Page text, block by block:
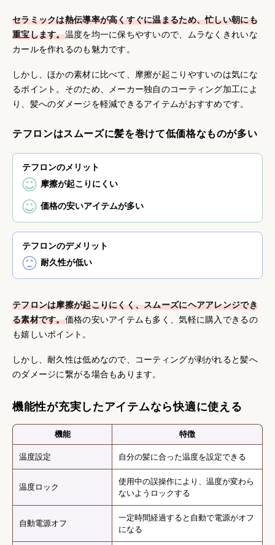
セラミックは熱伝導率が高くすぐに温まるため、忙しい朝にも
重宝します。温度を均一に保ちやすいので、ムラなくきれいな
カールを作れるのも魅力です。
しかし、ほかの素材に比べて、摩擦が起こりやすいのは気にな
るポイント。そのため、メーカー独自のコーティング加工によ
り、髪へのダメージを軽減できるアイテムがおすすめです。
テフロンはスムーズに髪を巻けて低価格なものが多い
テフロンのメリット
摩擦が起こりにくい
価格の安いアイテムが多い
テフロンのデメリット
耐久性が低い
テフロンは摩擦が起こりにくく、スムーズにヘアアレンジでき
る素材です。価格の安いアイテムも多く、気軽に購入できるの
も嬉しいポイント。
しかし、耐久性は低めなので、コーティングが剥がれると髪へ
のダメージに繋がる場合もあります。
機能性が充実したアイテムなら快適に使える
機能 特徴
温度設定 自分の髪に合った温度を設定できる
温度ロック
使用中の誤操作により、温度が変わら
ないようロックする
自動電源オフ
一定時間経過すると自動で電源がオフ
になる